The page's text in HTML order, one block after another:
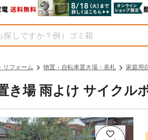
リフォーム 物置・自転車置き場・表札 家庭用
き場 雨よけ サイクル